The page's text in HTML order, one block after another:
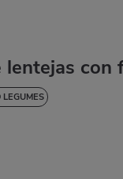
lentejas con